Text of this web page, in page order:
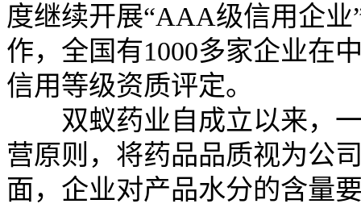
度继续开展“AAA级信用企
作，全国有1000多家企业在
信用等级资质评定。
双蚁药业自成立以来，一
营原则，将药品品质视为公
面，企业对产品水分的含量